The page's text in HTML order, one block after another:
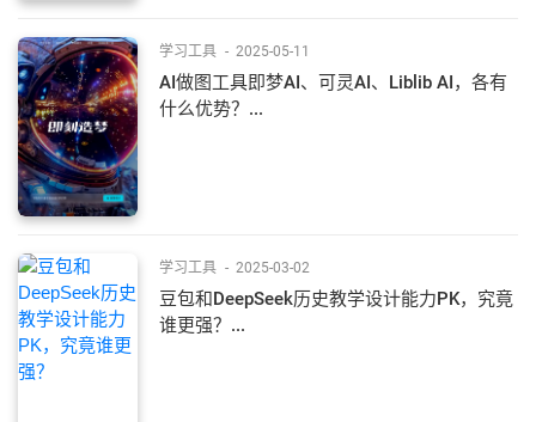
学习工具 - 2025-05-11
AI做图工具即梦AI、可灵AI、Liblib AI，各有
什么优势？...
学习工具 - 2025-03-02
豆包和DeepSeek历史教学设计能力PK，究竟
谁更强？...